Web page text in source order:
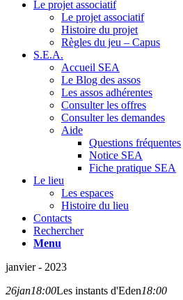
Le projet associatif
Le projet associatif
Histoire du projet
Règles du jeu – Capus
S.E.A.
Accueil SEA
Le Blog des assos
Les assos adhérentes
Consulter les offres
Consulter les demandes
Aide
Questions fréquentes
Notice SEA
Fiche pratique SEA
Le lieu
Les espaces
Histoire du lieu
Contacts
Rechercher
Menu
janvier - 2023
26jan18:00Les instants d'Eden18:00